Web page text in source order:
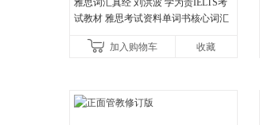
雅思词汇真经 刘洪波 学为贵IELTS考
试教材 雅思考试资料单词书核心词汇
加入购物车
收藏